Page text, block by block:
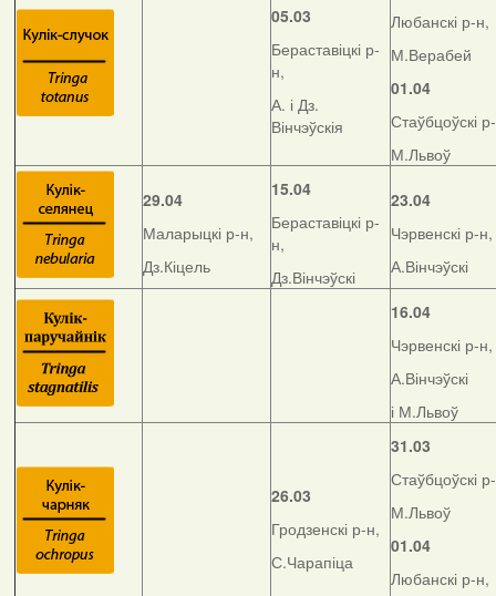
05.03
Бераставіцкі р-
н,
А. і Дз.
Вінчэўскія
Любанскі р-н,
М.Верабей
01.04
Стаўбцоўскі
М.Львоў
29.04
Маларыцкі р-н,
Дз.Кіцель
15.04
Бераставіцкі р-
н,
Дз.Вінчэўскі
23.04
Чэрвенскі р-н,
А.Вінчэўскі
16.04
Чэрвенскі р-н,
А.Вінчэўскі
і М.Львоў
26.03
Гродзенскі р-н,
С.Чарапіца
31.03
Стаўбцоўскі
М.Львоў
01.04
Любанскі р-н,